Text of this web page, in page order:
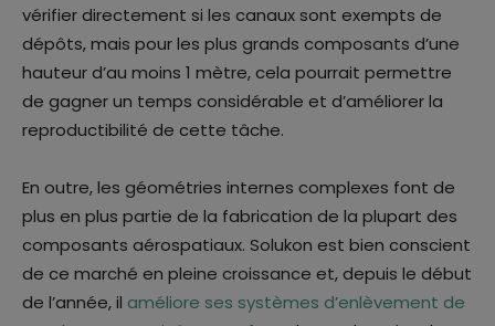
vérifier directement si les canaux sont exempts de
dépôts, mais pour les plus grands composants d’une
hauteur d’au moins 1 mètre, cela pourrait permettre
de gagner un temps considérable et d’améliorer la
reproductibilité de cette tâche.
En outre, les géométries internes complexes font de
plus en plus partie de la fabrication de la plupart des
composants aérospatiaux. Solukon est bien conscient
de ce marché en pleine croissance et, depuis le début
de l’année, il améliore ses systèmes d’enlèvement de